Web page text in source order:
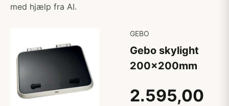
med hjælp fra AI.
GEBO
Gebo skylight
200x200mm
2.595,00